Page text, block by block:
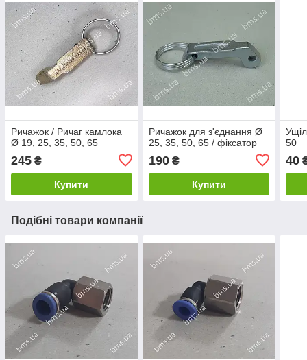
Ричажок / Ричаг камлока
Ø 19, 25, 35, 50, 65
245 ₴
Купити
Ричажок для з'єднання Ø
25, 35, 50, 65 / фіксатор
190₴
Купити
50
40
Подібні товари компанії